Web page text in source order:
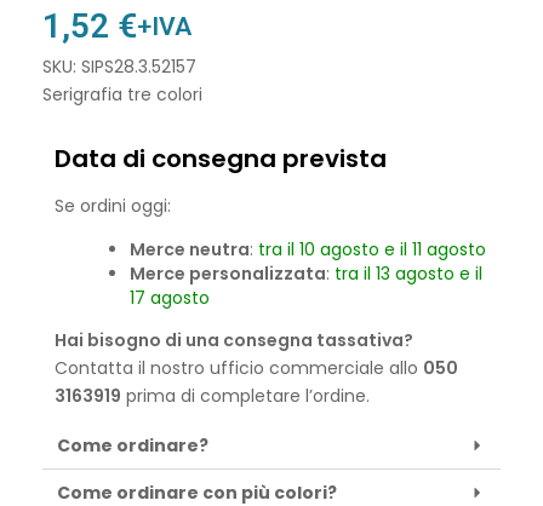
1,52 €+IVA
SKU: SIPS28.3.52157
Serigrafia tre colori
Data di consegna prevista
Se ordini oggi:
Merce neutra: tra il 10 agosto e il 11 agosto
Merce personalizzata: tra il 13 agosto e il
17 agosto
Hai bisogno di una consegna tassativa?
Contatta il nostro ufficio commerciale allo 050
3163919 prima di completare l’ordine.
Come ordinare?
Come ordinare con più colori?